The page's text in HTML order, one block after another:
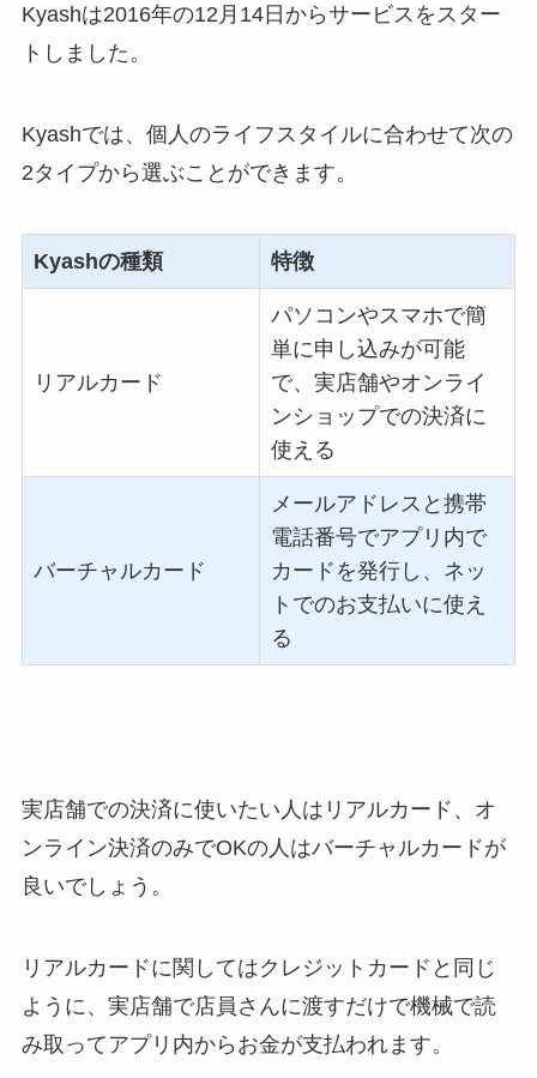
Kyashは2016年の12月14日からサービスをスター
トしました。
Kyashでは、個人のライフスタイルに合わせて次の
2タイプから選ぶことができます。
Kyashの種類 特徴
リアルカード
パソコンやスマホで簡
単に申し込みが可能
で、実店舗やオンライ
ンショップでの決済に
使える
バーチャルカード
メールアドレスと携帯
電話番号でアプリ内で
カードを発行し、ネッ
トでのお支払いに使え
る
実店舗での決済に使いたい人はリアルカード、オ
ンライン決済のみでOKの人はバーチャルカードが
良いでしょう。
リアルカードに関してはクレジットカードと同じ
ように、実店舗で店員さんに渡すだけで機械で読
み取ってアプリ内からお金が支払われます。